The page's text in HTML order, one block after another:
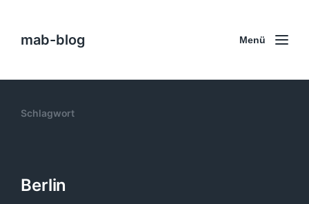
mab-blog Menü
Schlagwort
Berlin